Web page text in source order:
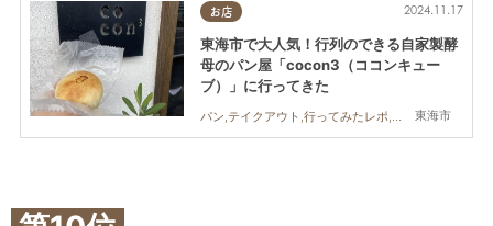
お店
東海市
2024.11.17
東海市で大人気！行列のできる自家製酵
母のパン屋「cocon3（ココンキュー
ブ）」に行ってきた